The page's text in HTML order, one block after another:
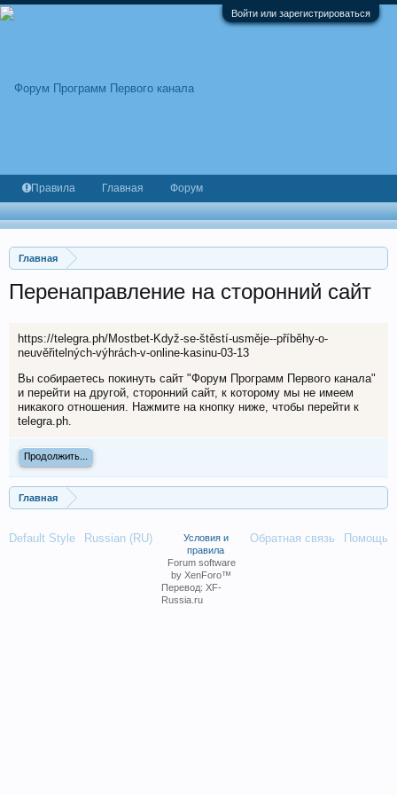
Войти или зарегистрироваться
Главная
Перенаправление на сторонний сайт
https://telegra.ph/Mostbet-Když-se-štěstí-usměje--příběhy-o-
neuvěřitelných-výhrách-v-online-kasinu-03-13
Вы собираетесь покинуть сайт "Форум Программ Первого канала"
и перейти на другой, сторонний сайт, к которому мы не имеем
никакого отношения. Нажмите на кнопку ниже, чтобы перейти к
telegra.ph.
Продолжить...
Главная
Правила Главная Форум
Default Style Russian (RU) Обратная связь Помощь
Условия и
правила
Forum software
by XenForo™
Перевод: XF-
Russia.ru